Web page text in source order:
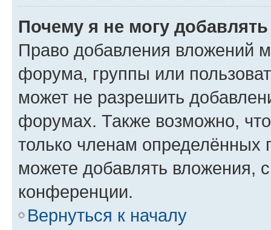
Почему я не могу
Право добавления вложений
форума, группы или
может не разрешить
форумах. Также возможно,
только членам определённых
можете добавлять вложения,
конференции.
Вернуться к началу